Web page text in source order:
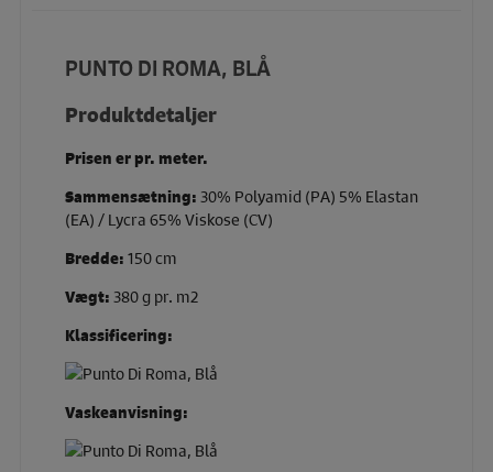
PUNTO DI ROMA, BLÅ
Produktdetaljer
Prisen er pr. meter.
Sammensætning: 30% Polyamid (PA) 5% Elastan
(EA) / Lycra 65% Viskose (CV)
Bredde: 150 cm
Vægt: 380 g pr. m2
Klassificering:
Vaskeanvisning: